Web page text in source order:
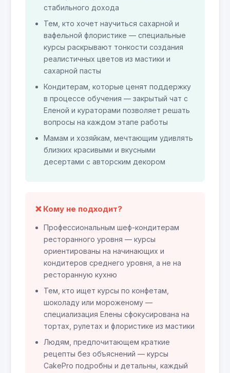
стабильного дохода
Тем, кто хочет научиться сахарной и
вафельной флористике — специальные
курсы раскрывают тонкости создания
реалистичных цветов из мастики и
сахарной пасты
Кондитерам, которые ценят поддержку
в процессе обучения — закрытый чат с
Еленой и кураторами позволяет решать
вопросы на каждом этапе работы
Мамам и хозяйкам, мечтающим удивлять
близких красивыми и вкусными
десертами с авторским декором
❌ Кому не подходит?
Профессиональным шеф-кондитерам
ресторанного уровня — курсы
ориентированы на начинающих и
кондитеров среднего уровня, а не на
ресторанную кухню
Тем, кто ищет курсы по конфетам,
шоколаду или мороженому —
специализация Елены сфокусирована на
тортах, рулетах и флористике из мастики
Людям, предпочитающем краткие
рецепты без объяснений — курсы
CakePro подробны и детальны, каждый